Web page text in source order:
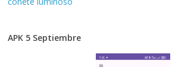
APK 5 Septiembre